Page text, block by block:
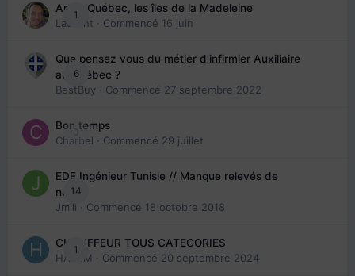
1
Arte : Québec, les îles de la Madeleine
Laurent · Commencé 16 juin
6
Que pensez vous du métier d'infirmier Auxiliaire
au Québec ?
BestBuy · Commencé 27 septembre 2022
0
Bon temps
Charbel · Commencé 29 juillet
14
EDE Ingénieur Tunisie // Manque relevés de
note
Jmili · Commencé 18 octobre 2018
1
CHAUFFEUR TOUS CATEGORIES
HAZEM · Commencé 20 septembre 2024